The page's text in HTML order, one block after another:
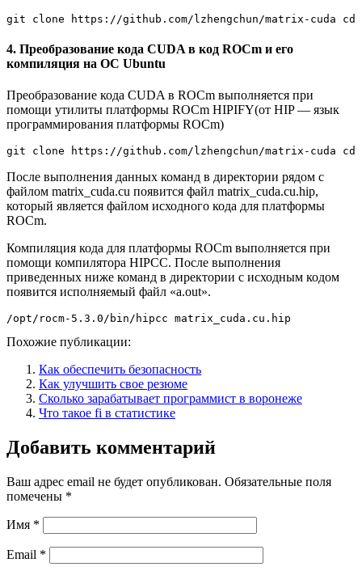
git clone https://github.com/lzhengchun/matrix-cuda cd
4. Преобразование кода CUDA в код ROCm и его
компиляция на ОС Ubuntu
Преобразование кода CUDA в ROCm выполняется при
помощи утилиты платформы ROCm HIPIFY(от HIP — язык
программирования платформы ROCm)
git clone https://github.com/lzhengchun/matrix-cuda
После выполнения данных команд в директории рядом с
файлом matrix_cuda.cu появится файл matrix_cuda.cu.hip,
который является файлом исходного кода для платформы
ROCm.
Компиляция кода для платформы ROCm выполняется при
помощи компилятора HIPCC. После выполнения
приведенных ниже команд в директории с исходным кодом
появится исполняемый файл «a.out».
/opt/rocm-5.3.0/bin/hipсс matrix_cuda.cu.hip
Похожие публикации:
Как обеспечить безопасность
Как улучшить свое резюме
Сколько зарабатывает программист в воронеже
Что такое fi в статистике
Добавить комментарий
Ваш адрес email не будет опубликован. Обязательные поля
помечены *
Имя *
Email *